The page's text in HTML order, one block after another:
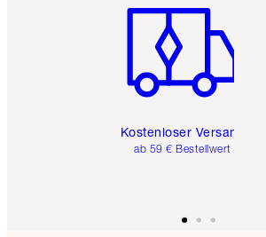
Kostenloser Versand
ab 59 € Bestellwert